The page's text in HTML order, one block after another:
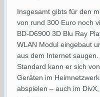
Insgesamt gibts für den
von rund 300 Euro noch
BD-D6900 3D Blu Ray
WLAN Modul eingebaut
aus dem Internet
Standard kann er sich
Geräten im
abspielen – auch im